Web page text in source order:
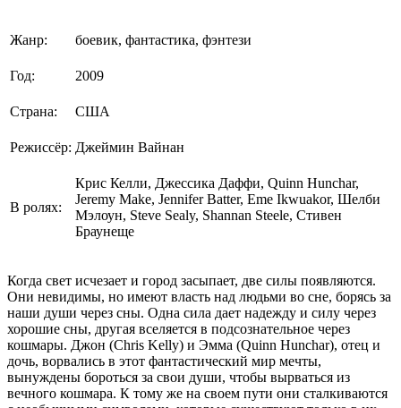
Жанр: боевик, фантастика, фэнтези
Год: 2009
Страна: США
Режиссёр: Джеймин Вайнан
В ролях:
Крис Келли, Джессика Даффи, Quinn Hunchar,
Jeremy Make, Jennifer Batter, Eme Ikwuakor, Шелби
Мэлоун, Steve Sealy, Shannan Steele, Стивен
Браунеще
Когда свет исчезает и город засыпает, две силы появляются.
Они невидимы, но имеют власть над людьми во сне, борясь за
наши души через сны. Одна сила дает надежду и силу через
хорошие сны, другая вселяется в подсознательное через
кошмары. Джон (Chris Kelly) и Эмма (Quinn Hunchar), отец и
дочь, ворвались в этот фантастический мир мечты,
вынуждены бороться за свои души, чтобы вырваться из
вечного кошмара. К тому же на своем пути они сталкиваются